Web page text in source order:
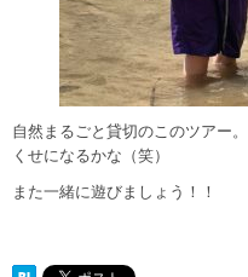
自然まるごと貸切のこのツアー。
くせになるかな（笑）
また一緒に遊びましょう！！